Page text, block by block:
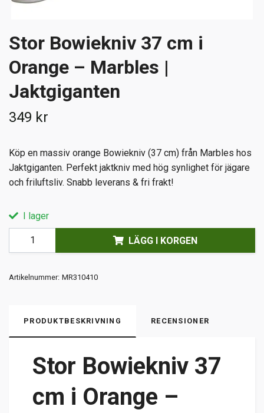
Stor Bowiekniv 37 cm i
Orange – Marbles |
Jaktgiganten
349 kr
Köp en massiv orange Bowiekniv (37 cm) från Marbles hos
Jaktgiganten. Perfekt jaktkniv med hög synlighet för jägare
och friluftsliv. Snabb leverans & fri frakt!
I lager
LÄGG I KORGEN
Artikelnummer: MR310410
PRODUKTBESKRIVNING RECENSIONER
Stor Bowiekniv 37
cm i Orange –